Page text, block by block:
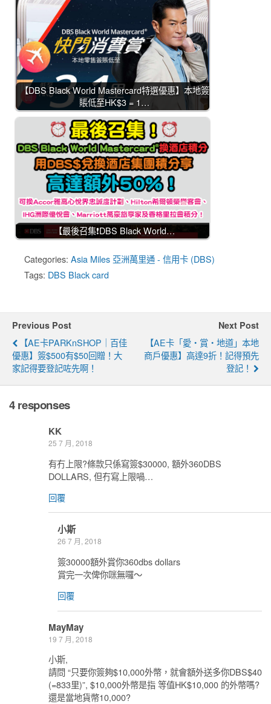
【DBS Black World Mastercard特選優惠】本地簽
賬低至HK$3 = 1…
【最後召集❗DBS Black World…
Categories: Asia Miles 亞洲萬里通 - 信用卡 (DBS)
Tags: DBS Black card
Previous Post
【AE卡PARKnSHOP｜百佳
優惠】簽$500有$50回贈！大
家記得要登記咗先啊！
Next Post
【AE卡「愛‧賞‧地道」本地
商戶優惠】高達9折！記得預先
登記！
4 responses
KK
25 7 月, 2018
有冇上限?條款只係寫簽$30000, 額外360DBS
DOLLARS, 但冇寫上限喎…
回覆
小斯
26 7 月, 2018
簽30000額外賞你360dbs dollars
賞完一次俾你咪無囉～
回覆
MayMay
19 7 月, 2018
小斯,
請問 “只要你簽夠$10,000外幣，就會額外送多你DBS$40
(=833里)”, $10,000外幣是指 等值HK$10,000 的外幣嗎?
還是當地貨幣10,000?